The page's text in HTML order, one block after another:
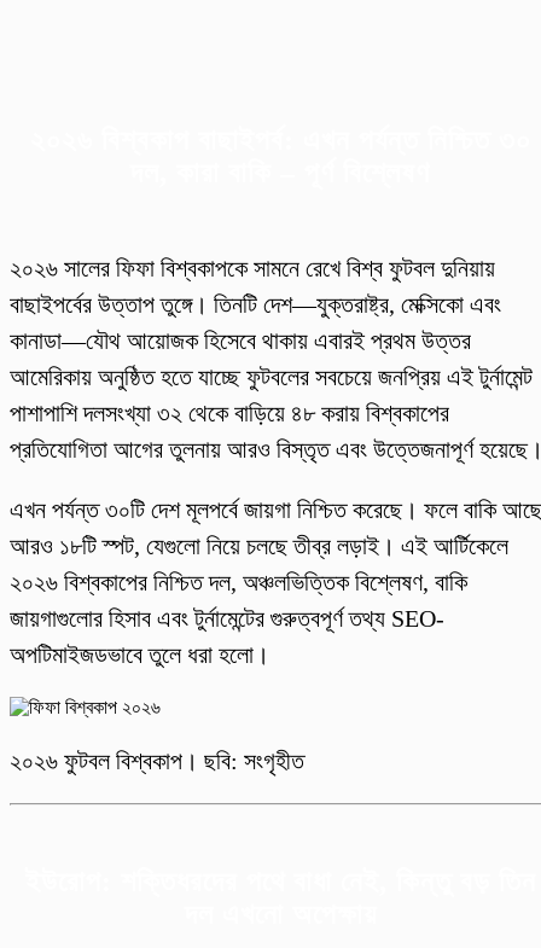
২০২৬ সালের ফিফা বিশ্বকাপকে সামনে রেখে বিশ্ব ফুটবল দুনিয়ায়
বাছাইপর্বের উত্তাপ তুঙ্গে। তিনটি দেশ—যুক্তরাষ্ট্র, মেক্সিকো এবং
কানাডা—যৌথ আয়োজক হিসেবে থাকায় এবারই প্রথম উত্তর
আমেরিকায় অনুষ্ঠিত হতে যাচ্ছে ফুটবলের সবচেয়ে জনপ্রিয় এই
পাশাপাশি দলসংখ্যা ৩২ থেকে বাড়িয়ে ৪৮ করায় বিশ্বকাপের
প্রতিযোগিতা আগের তুলনায় আরও বিস্তৃত এবং উত্তেজনাপূর্ণ
এখন পর্যন্ত ৩০টি দেশ মূলপর্বে জায়গা নিশ্চিত করেছে। ফলে বাকি আছে
আরও ১৮টি স্পট, যেগুলো নিয়ে চলছে তীব্র লড়াই। এই আর্টিকেলে
২০২৬ বিশ্বকাপের নিশ্চিত দল, অঞ্চলভিত্তিক বিশ্লেষণ, বাকি
জায়গাগুলোর হিসাব এবং টুর্নামেন্টের গুরুত্বপূর্ণ তথ্য SEO-
অপটিমাইজডভাবে তুলে ধরা হলো।
২০২৬ ফুটবল বিশ্বকাপ। ছবি: সংগৃহীত